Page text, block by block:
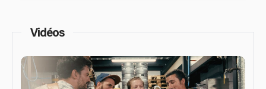
Vidéos